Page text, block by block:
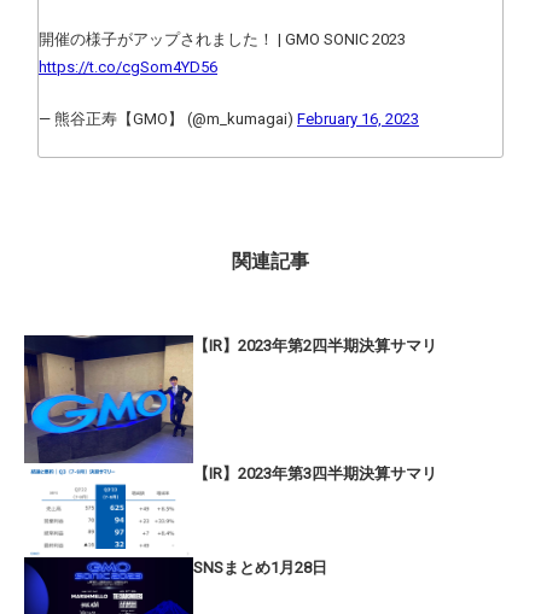
開催の様子がアップされました！ | GMO SONIC 2023
https://t.co/cgSom4YD56
— 熊谷正寿【GMO】 (@m_kumagai) February 16, 2023
関連記事
【IR】2023年第2四半期決算サマリ
【IR】2023年第3四半期決算サマリ
SNSまとめ1月28日